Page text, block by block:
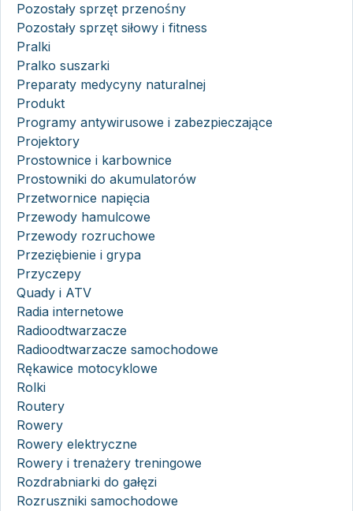
Pozostały sprzęt przenośny
Pozostały sprzęt siłowy i fitness
Pralki
Pralko suszarki
Preparaty medycyny naturalnej
Produkt
Programy antywirusowe i zabezpieczające
Projektory
Prostownice i karbownice
Prostowniki do akumulatorów
Przetwornice napięcia
Przewody hamulcowe
Przewody rozruchowe
Przeziębienie i grypa
Przyczepy
Quady i ATV
Radia internetowe
Radioodtwarzacze
Radioodtwarzacze samochodowe
Rękawice motocyklowe
Rolki
Routery
Rowery
Rowery elektryczne
Rowery i trenażery treningowe
Rozdrabniarki do gałęzi
Rozruszniki samochodowe